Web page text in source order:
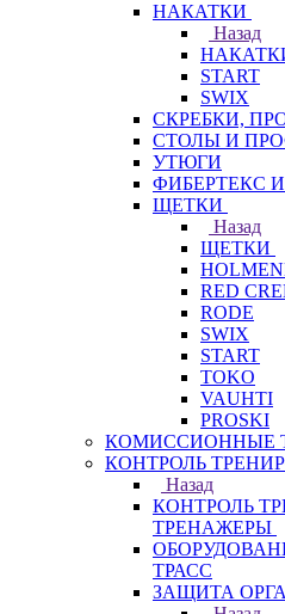
НАКАТКИ
Назад
START
SWIX
СКРЕБКИ,
СТОЛЫ И
УТЮГИ
ФИБЕРТЕКС
ЩЕТКИ
Назад
ЩЕТКИ
RED
RODE
SWIX
START
TOKO
VAUHTI
PROSKI
КОМИССИОННЫЕ
КОНТРОЛЬ
Назад
КОНТРОЛЬ
ТРЕНАЖЕРЫ
ТРАСС
ЗАЩИТА